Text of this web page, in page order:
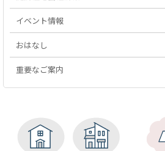
イベント情報
おはなし
重要なご案内